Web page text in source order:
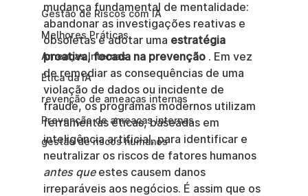
Gestão de Riscos com IA
Melhores Práticas
Ameaças Internas
Ética da IA
revenção de ameaças internas
Prevenção de ameaças internas
gestão de riscos humanos
mudança fundamental de mentalidade:
abandonar as investigações reativas e
obsoletas e adotar uma estratégia
proativa, focada na prevenção . Em vez
de remediar as consequências de uma
violação de dados ou incidente de
fraude, os programas modernos utilizam
ferramentas éticas, baseadas em
inteligência artificial, para identificar e
neutralizar os riscos de fatores humanos
antes que estes causem danos
irreparáveis aos negócios. É assim que os